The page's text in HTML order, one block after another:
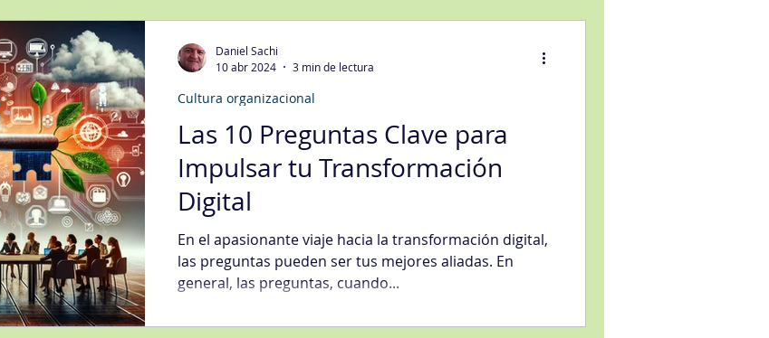
Las 10 Preguntas Clave para
Impulsar tu Transformación
Digital
En el apasionante viaje hacia la transformación digital,
las preguntas pueden ser tus mejores aliadas. En
general, las preguntas, cuando...
Cultura organizacional
Daniel Sachi
10 abr 2024
3 min de lectura